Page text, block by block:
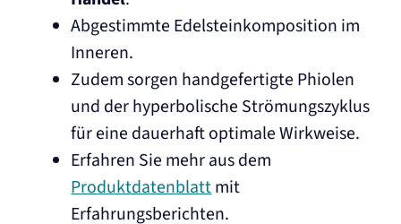
Abgestimmte Edelsteinkomposition im
Inneren.
Zudem sorgen handgefertigte Phiolen
und der hyperbolische Strömungszyklus
für eine dauerhaft optimale Wirkweise.
Erfahren Sie mehr aus dem
Produktdatenblattmit
Erfahrungsberichten.